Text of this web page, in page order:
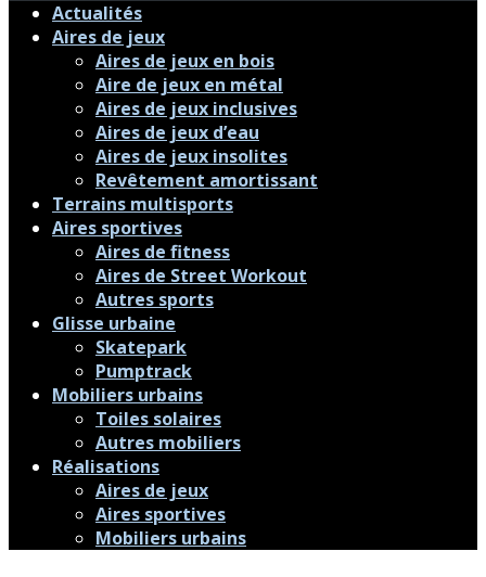
Actualités
Aires de jeux
Aires de jeux en bois
Aire de jeux en métal
Aires de jeux inclusives
Aires de jeux d’eau
Aires de jeux insolites
Revêtement amortissant
Terrains multisports
Aires sportives
Aires de fitness
Aires de Street Workout
Autres sports
Glisse urbaine
Skatepark
Pumptrack
Mobiliers urbains
Toiles solaires
Autres mobiliers
Réalisations
Aires de jeux
Aires sportives
Mobiliers urbains